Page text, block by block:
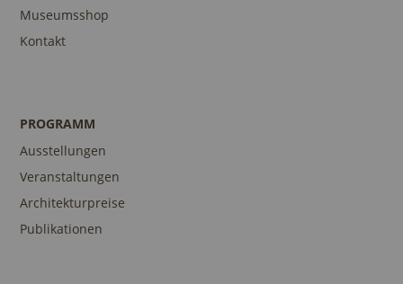
Museumsshop
Kontakt
PROGRAMM
Ausstellungen
Veranstaltungen
Architekturpreise
Publikationen